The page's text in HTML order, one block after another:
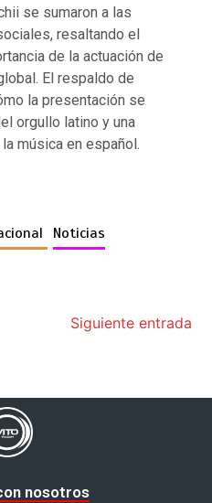
se sumaron a las
resaltando el
de la actuación de
El respaldo de
la presentación se
orgullo latino y una
música en español.
Noticias
Siguiente entrada
nosotros